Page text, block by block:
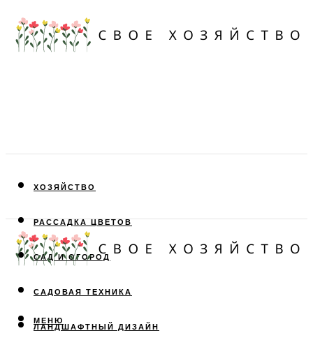
ХОЗЯЙСТВО
РАССАДКА ЦВЕТОВ
САД И ОГОРОД
САДОВАЯ ТЕХНИКА
ЛАНДШАФТНЫЙ ДИЗАЙН
МЕНЮ